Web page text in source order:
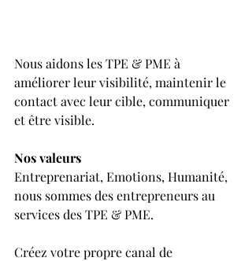
Nous aidons les TPE & PME à
améliorer leur visibilité, maintenir le
contact avec leur cible, communiquer
et être visible.
Nos valeurs
Entreprenariat, Emotions, Humanité,
nous sommes des entrepreneurs au
services des TPE & PME.
Créez votre propre canal de